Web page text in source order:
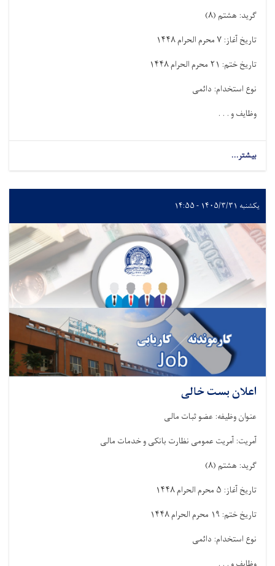
گرید: هشتم )۸(
تاریخ آغاز: ۷محرم الحرام۱۴۴۸
تاریخ ختم: ۲۱ محرم الحرام۱۴۴۸
نوع استخدام: دائمی
وظایف و . . .
بیشتر...
یکشنبه ۱۴۰۵/۳/۳۱ - ۱۴:۵۵
اعلان بست خالی
عنوان وظیفه: عضو ثبات مالی
آمریت: آمریت عمومی نظارت بانکی و خدمات مالی
گرید: هشتم (۸)
تاریخ آغاز: ۵ محرم الحرام۱۴۴۸
تاریخ ختم: ۱۹ محرم الحرام۱۴۴۸
نوع استخدام: دائمی